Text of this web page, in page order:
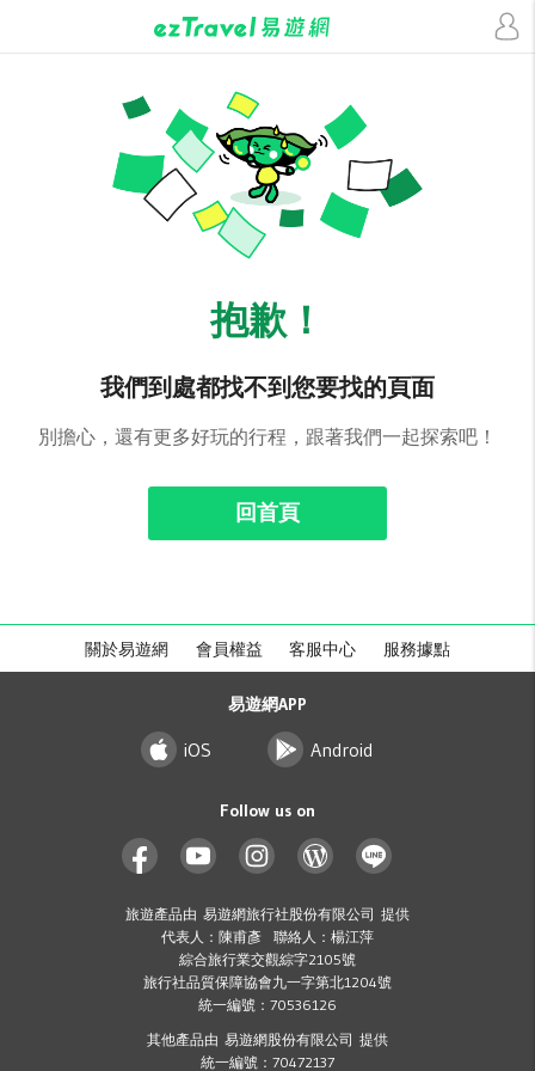
抱歉！
我們到處都找不到您要找的頁面
別擔心，還有更多好玩的行程，跟著我們一起探索吧！
回首頁
關於易遊網 會員權益 客服中心 服務據點
易遊網APP
iOS Android
Follow us on
旅遊產品由 易遊網旅行社股份有限公司 提供
代表人：陳甫彥 聯絡人：楊江萍
綜合旅行業交觀綜字2105號
旅行社品質保障協會九一字第北1204號
統一編號：70536126
其他產品由 易遊網股份有限公司 提供
統一編號：70472137